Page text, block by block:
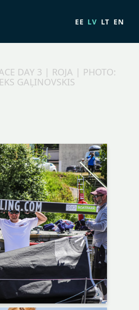
EE LV LT EN
DAY 3 | ROJA | PHOTO:
GAĻINOVSKIS